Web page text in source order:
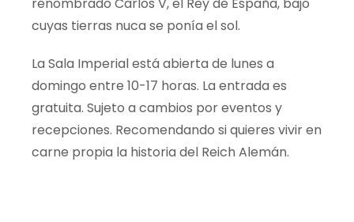
cuyas tierras nuca se ponía el sol.
La Sala Imperial está abierta de lunes a
domingo entre 10-17 horas. La entrada es
gratuita. Sujeto a cambios por eventos y
recepciones. Recomendando si quieres vivir en
carne propia la historia del Reich Alemán.